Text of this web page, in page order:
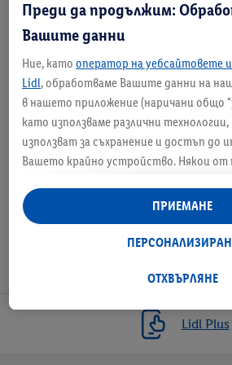
Маркирай като любим
Маркирай като
Lidl Plus
Преди да продължим:
Вашите данни
Ние, като оператор на уебсайтовете
Lidl, обработваме Вашите данни на
в нашето приложение (наричани общо
като използваме различни
използват за съхранение и достъп до
Вашето крайно устройство. Някои от
настройки, за събиране на
персонализирана реклама в рамките
извън тях. Ако сте участник в
също ще бъдат обработвани за тези
индивидуални цели и да намерите
информация за обработката на данни.
ОТХВЪРЛЯНЕ
ПРИЕМАНЕ